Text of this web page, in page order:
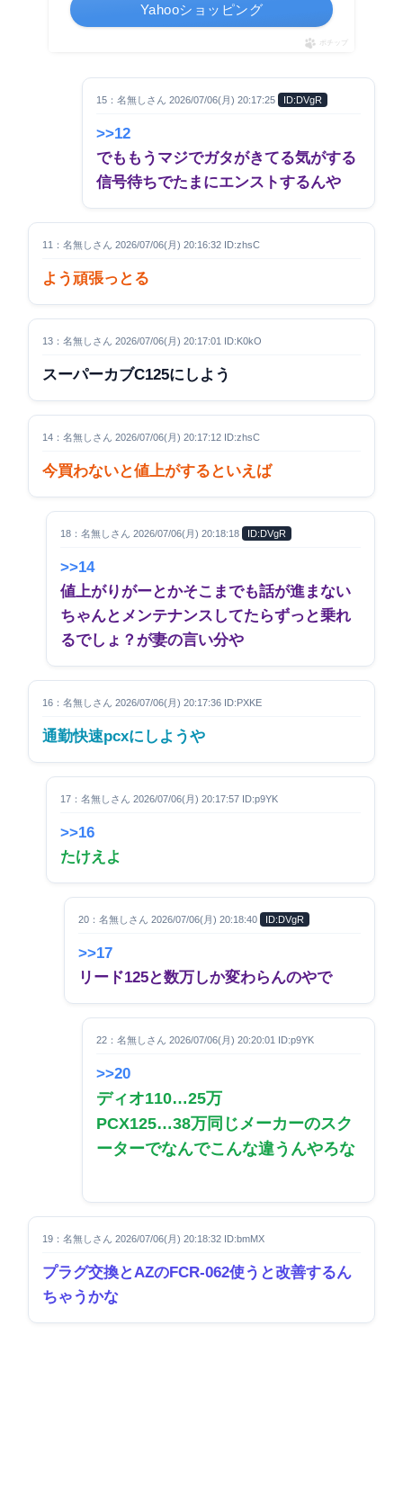
Yahooショッピング
ポチップ
15：名無しさん 2026/07/06(月) 20:17:25 ID:DVgR
>>12
でももうマジでガタがきてる気がする
信号待ちでたまにエンストするんや
11：名無しさん 2026/07/06(月) 20:16:32 ID:zhsC
よう頑張っとる
13：名無しさん 2026/07/06(月) 20:17:01 ID:K0kO
スーパーカブC125にしよう
14：名無しさん 2026/07/06(月) 20:17:12 ID:zhsC
今買わないと値上がするといえば
18：名無しさん 2026/07/06(月) 20:18:18 ID:DVgR
>>14
値上がりがーとかそこまでも話が進まない
ちゃんとメンテナンスしてたらずっと乗れ
るでしょ？が妻の言い分や
16：名無しさん 2026/07/06(月) 20:17:36 ID:PXKE
通勤快速pcxにしようや
17：名無しさん 2026/07/06(月) 20:17:57 ID:p9YK
>>16
たけえよ
20：名無しさん 2026/07/06(月) 20:18:40 ID:DVgR
>>17
リード125と数万しか変わらんのやで
22：名無しさん 2026/07/06(月) 20:20:01 ID:p9YK
>>20
ディオ110…25万
PCX125…38万同じメーカーのスク
ーターでなんでこんな違うんやろな
19：名無しさん 2026/07/06(月) 20:18:32 ID:bmMX
プラグ交換とAZのFCR-062使うと改善するん
ちゃうかな